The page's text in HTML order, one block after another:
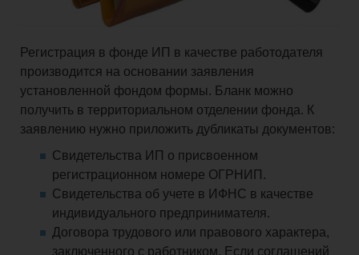
Регистрация в фонде ИП в качестве работодателя
производится на основании заявления
установленной фондом формы. Бланк можно
получить в территориальном отделении фонда. К
заявлению нужно приложить дубликаты документов:
Свидетельства ИП о присвоенном
регистрационном номере ОГРНИП.
Свидетельства об учете в ИФНС в качестве
индивидуального предпринимателя.
Договора трудового или правового характера,
заключенного с работником. Если соглашений